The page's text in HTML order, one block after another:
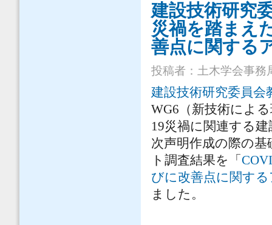
建設技術研究
災禍を踏まえ
善点に関する
投稿者： 土木学会事務
建設技術研究委員会
WG6（新技術によ
19災禍に関連する
次声明作成の際の
ト調査結果を「
びに改善点に関す
ました。